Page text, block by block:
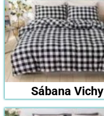
Sábana Vichy